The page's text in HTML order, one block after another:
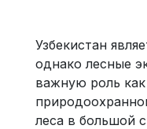
Узбекистан
однако лесные
важную роль
леса в большой